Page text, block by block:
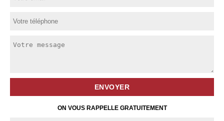
ON VOUS RAPPELLE GRATUITEMENT